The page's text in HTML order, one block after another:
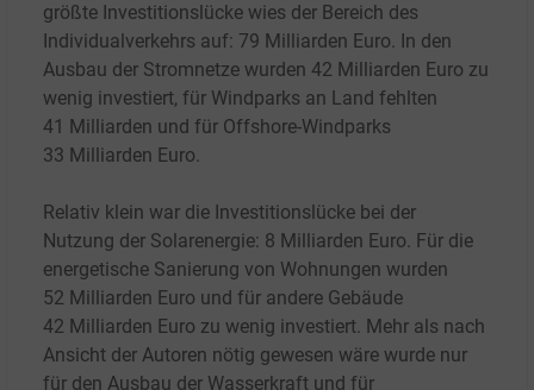
größte Investitionslücke wies der Bereich des
Individualverkehrs auf: 79 Milliarden Euro. In den
Ausbau der Stromnetze wurden 42 Milliarden Euro zu
wenig investiert, für Windparks an Land fehlten
41
Milliarden und für Offshore-Windparks
33 Milliarden Euro.
Relativ klein war die Investitionslücke bei der
Nutzung der Solarenergie: 8 Milliarden Euro. Für die
energetische Sanierung von Wohnungen wurden
52 Milliarden Euro und für andere Gebäude
42 Milliarden Euro zu wenig investiert. Mehr als nach
Ansicht der Autoren nötig gewesen wäre wurde nur
für den Ausbau der Wasserkraft und für